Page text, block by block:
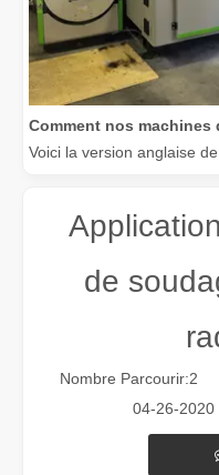
Voici la version anglaise
de
Nombre Parcourir:2
04-26-